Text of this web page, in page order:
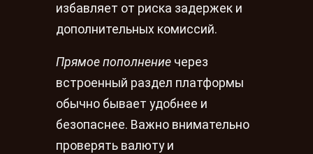
избавляет от риска задержек и
дополнительных комиссий.
Прямое пополнение через
встроенный раздел платформы
обычно бывает удобнее и
безопаснее. Важно внимательно
проверять валюту и